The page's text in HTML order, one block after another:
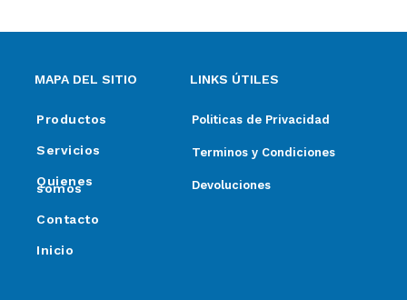
MAPA DEL SITIO
Productos
Servicios
Quienes
somos
Contacto
Inicio
LINKS ÚTILES
Politicas de Privacidad
Terminos y Condiciones
Devoluciones